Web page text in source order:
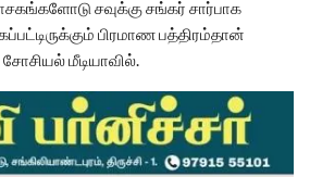
சவுக்கு சங்கர் சார்பாக
பிரமாண பத்திரம்தான்
சோசியல் மீடியாவில்.